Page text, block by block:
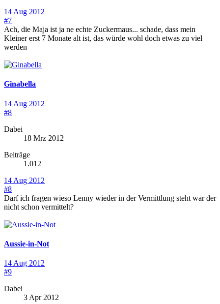
14 Aug 2012
#7
Ach, die Maja ist ja ne echte Zuckermaus... schade, dass mein
Kleiner erst 7 Monate alt ist, das würde wohl doch etwas zu viel
werden
Ginabella
14 Aug 2012
#8
Dabei
18 Mrz 2012
Beiträge
1.012
14 Aug 2012
#8
Darf ich fragen wieso Lenny wieder in der Vermittlung steht war der
nicht schon vermittelt?
Aussie-in-Not
14 Aug 2012
#9
Dabei
3 Apr 2012